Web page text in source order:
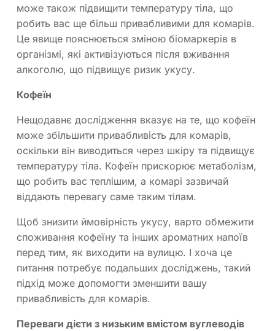
може також підвищити температуру тіла, що
робить вас ще більш привабливими для комарів.
Це явище пояснюється зміною біомаркерів в
організмі, які активізуються після вживання
алкоголю, що підвищує ризик укусу.
Кофеїн
Нещодавнє дослідження вказує на те, що кофеїн
може збільшити привабливість для комарів,
оскільки він виводиться через шкіру та підвищує
температуру тіла. Кофеїн прискорює метаболізм,
що робить вас теплішим, а комарі зазвичай
віддають перевагу саме таким тілам.
Щоб знизити ймовірність укусу, варто обмежити
споживання кофеїну та інших ароматних напоїв
перед тим, як виходити на вулицю. І хоча це
питання потребує подальших досліджень, такий
підхід може допомогти зменшити вашу
привабливість для комарів.
Переваги дієти з низьким вмістом вуглеводів